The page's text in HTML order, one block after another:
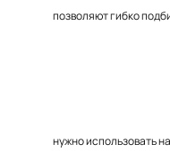
позволяют гибко
нужно использовать